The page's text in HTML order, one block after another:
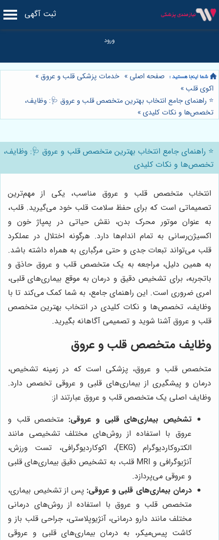
ثبت آگهی
صفحه اصلی » خدمات پزشکی قلب و عروق »
اکوی قلب»
⭐️ راهنمای جامع انتخاب بهترین متخصص قلب و عروق 🩺: وظایف،
تخصص‌ها و نکات کلیدی»
⭐️ راهنمای جامع انتخاب بهترین متخصص قلب و عروق 🩺: وظایف،
تخصص‌ها و نکات کلیدی
انتخاب متخصص قلب و عروق مناسب، یکی از مهم‌ترین
تصمیماتی است که برای حفظ سلامت قلب خود می‌گیرید. قلب،
به عنوان موتور محرک بدن، نقش حیاتی در پمپاژ خون و
اکسیژن‌رسانی به تمام اندام‌ها دارد. هرگونه اختلال در عملکرد
قلب می‌تواند تبعات جدی و حتی مرگباری به همراه داشته باشد.
به همین دلیل، مراجعه به یک متخصص قلب و عروق حاذق و
باتجربه، برای تشخیص دقیق و درمان به موقع بیماری‌های قلبی،
امری ضروری است. این راهنمای جامع، به شما کمک می‌کند تا با
وظایف، تخصص‌ها و نکات کلیدی در انتخاب بهترین متخصص
قلب و عروق آشنا شوید و تصمیمی آگاهانه بگیرید.
وظایف متخصص قلب و عروق
متخصص قلب و عروق، پزشکی است که در زمینه تشخیص،
درمان و پیشگیری از بیماری‌های قلبی و عروقی تخصص دارد.
وظایف اصلی یک متخصص قلب و عروق عبارتند از:
تشخیص بیماری‌های قلبی و عروقی: متخصص قلب و
عروق با استفاده از روش‌های مختلف تشخیصی مانند
الکتروکاردیوگرام (EKG)، اکوکاردیوگرافی، تست ورزش،
آنژیوگرافی و MRI قلب، به تشخیص دقیق بیماری‌های قلبی
و عروقی می‌پردازد.
درمان بیماری‌های قلبی و عروقی: پس از تشخیص بیماری،
متخصص قلب و عروق با استفاده از روش‌های درمانی
مختلف مانند دارو درمانی، آنژیوپلاستی، جراحی قلب باز و
کاشت پیس‌میکر، به درمان بیماری‌های قلبی و عروقی